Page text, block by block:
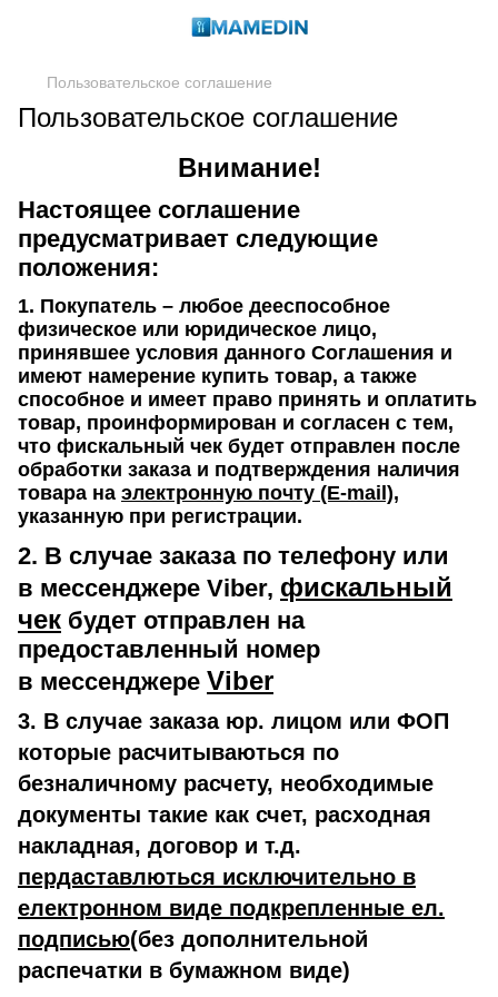
Пользовательское соглашение
Пользовательское соглашение
Внимание!
Настоящее соглашение
предусматривает следующие
положения:
1. Покупатель – любое дееспособное
физическое или юридическое лицо,
принявшее условия данного Соглашения и
имеют намерение купить товар, а также
способное и имеет право принять и оплатить
товар, проинформирован и согласен с тем,
что фискальный чек будет отправлен после
обработки заказа и подтверждения наличия
товара на электронную почту (E-mail),
указанную при регистрации.
2. В случае заказа по телефону или
в мессенджере Viber, фискальный
чек будет отправлен на
предоставленный номер
в мессенджере Viber
3. В случае заказа юр. лицом или ФОП
которые расчитываються по
безналичному расчету, необходимые
документы такие как счет, расходная
накладная, договор и т.д.
пердаставлються исключительно в
електронном виде подкрепленные ел.
подписью(без дополнительной
распечатки в бумажном виде)